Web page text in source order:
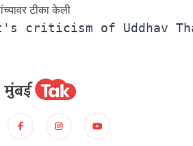
टीका केली